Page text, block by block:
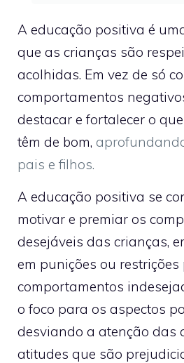
A educação positiva é
que as crianças são
acolhidas. Em vez de só
comportamentos
destacar e fortalecer o
têm de bom,
pais e filhos.
A educação positiva se
motivar e premiar os
desejáveis das crianças,
em punições ou restrições
comportamentos
o foco para os aspectos
desviando a atenção das
atitudes que são